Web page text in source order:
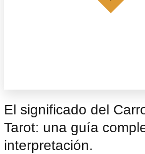
El significado del
Tarot: una guía
interpretación.